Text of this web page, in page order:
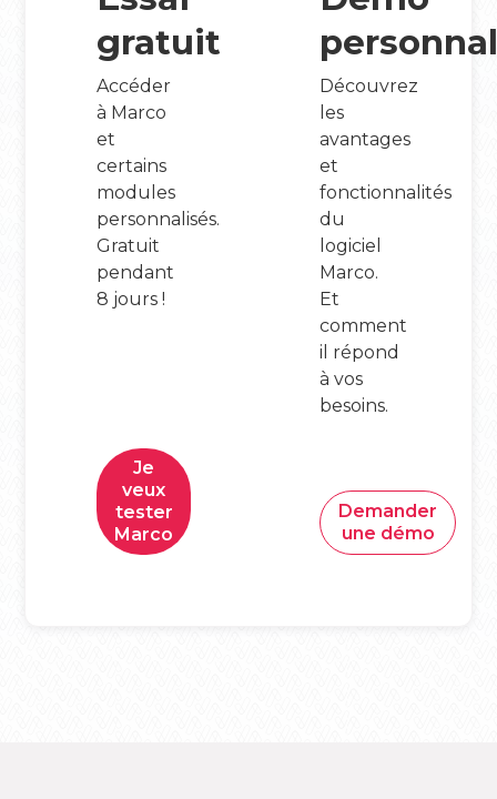
gratuit
Accéder
à Marco
et
certains
modules
personnalisés.
Gratuit
pendant
8 jours !
Je
veux
tester
Marco
Découvrez
les
avantages
et
fonctionnalités
du
logiciel
Marco.
Et
comment
il répond
à vos
besoins.
Demander
une démo